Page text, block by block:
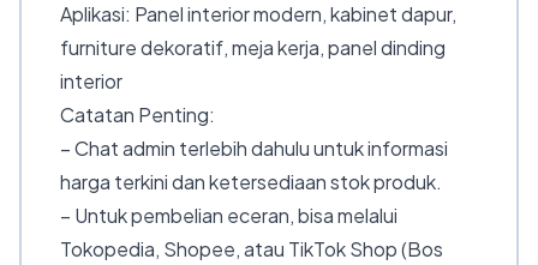
Aplikasi: Panel interior modern, kabinet dapur,
furniture dekoratif, meja kerja, panel dinding
interior
Catatan Penting:
– Chat admin terlebih dahulu untuk informasi
harga terkini dan ketersediaan stok produk.
– Untuk pembelian eceran, bisa melalui
Tokopedia, Shopee, atau TikTok Shop (Bos